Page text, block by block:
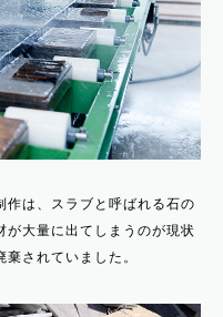
作は、スラブと呼ばれる石の
が大量に出てしまうのが現状
されていました。